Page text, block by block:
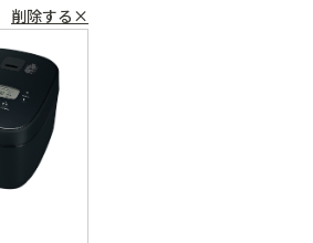
削除する×